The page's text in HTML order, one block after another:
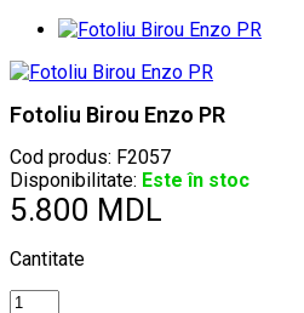
Fotoliu Birou Enzo PR
Cod produs: F2057
Disponibilitate: Este în stoc
5.800 MDL
Cantitate